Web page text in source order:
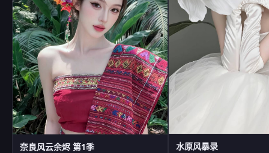
奈良风云余烬 第1季 水原风暴录